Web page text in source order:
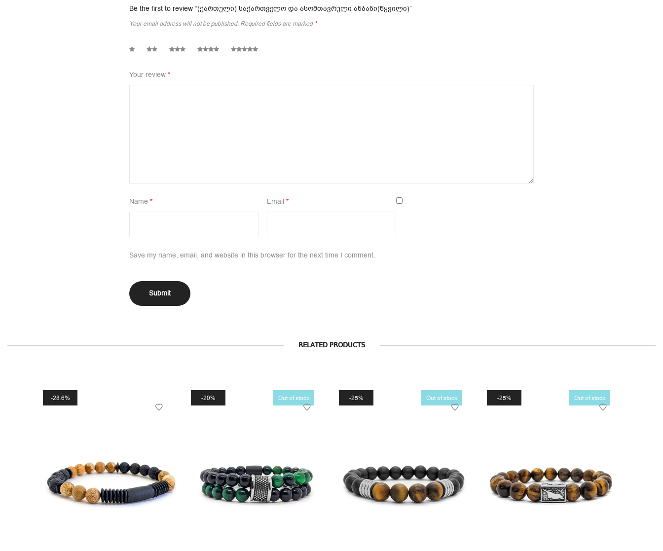
Be the first to review “(ქართული) საქართველო და ასომთავრული ანბანი(წყვილი)”
Your email address will not be published. Required fields are marked *
Your review *
Name * Email *
Save my name, email, and website in this browser for the next time I comment.
RELATED PRODUCTS
28.6% 20% Out of stock 25% Out of stock 25% Out of stock